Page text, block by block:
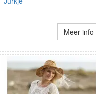
Meer info